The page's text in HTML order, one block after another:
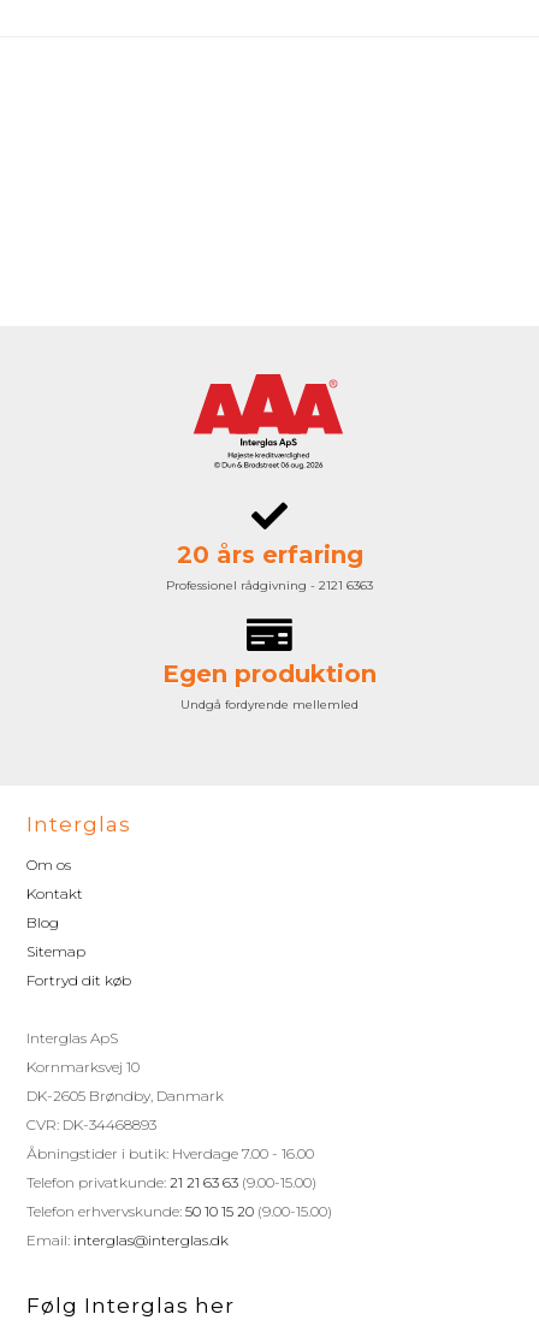
20 års erfaring
Professionel rådgivning - 2121 6363
Egen produktion
Undgå fordyrende mellemled
Interglas
Om os
Kontakt
Blog
Sitemap
Fortryd dit køb
Interglas ApS
Kornmarksvej 10
DK-2605 Brøndby, Danmark
CVR: DK-34468893
Åbningstider i butik: Hverdage 7.00 - 16.00
Telefon privatkunde:21 21 63 63 (9.00-15.00)
Telefon erhvervskunde:50 10 15 20 (9.00-15.00)
Email: interglas@interglas.dk
Følg Interglas her